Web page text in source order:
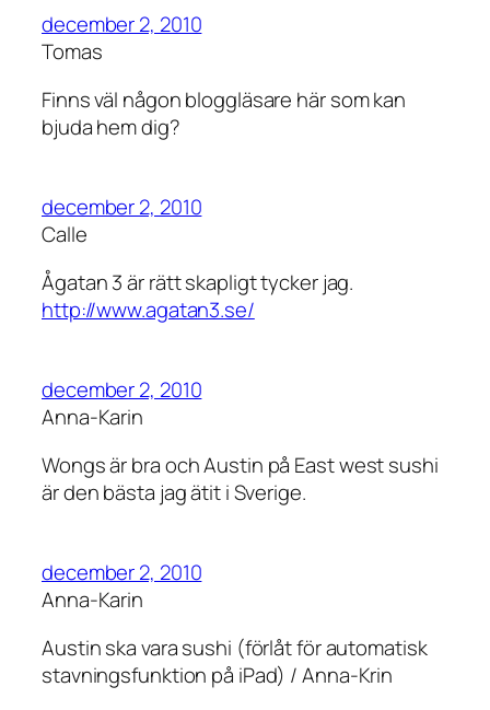
december 2, 2010
Tomas
Finns väl någon bloggläsare här som kan
bjuda hem dig?
december 2, 2010
Calle
Ågatan 3 är rätt skapligt tycker jag.
http://www.agatan3.se/
december 2, 2010
Anna-Karin
Wongs är bra och Austin på East west sushi
är den bästa jag ätit i Sverige.
december 2, 2010
Anna-Karin
Austin ska vara sushi (förlåt för automatisk
stavningsfunktion på iPad) / Anna-Krin